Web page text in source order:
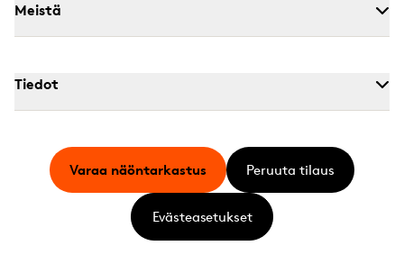
Meistä
Tiedot
Varaa näöntarkastus Peruuta tilaus
Evästeasetukset